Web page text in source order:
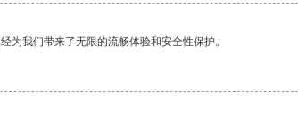
为我们带来了无限的流畅体验和安全性保护。